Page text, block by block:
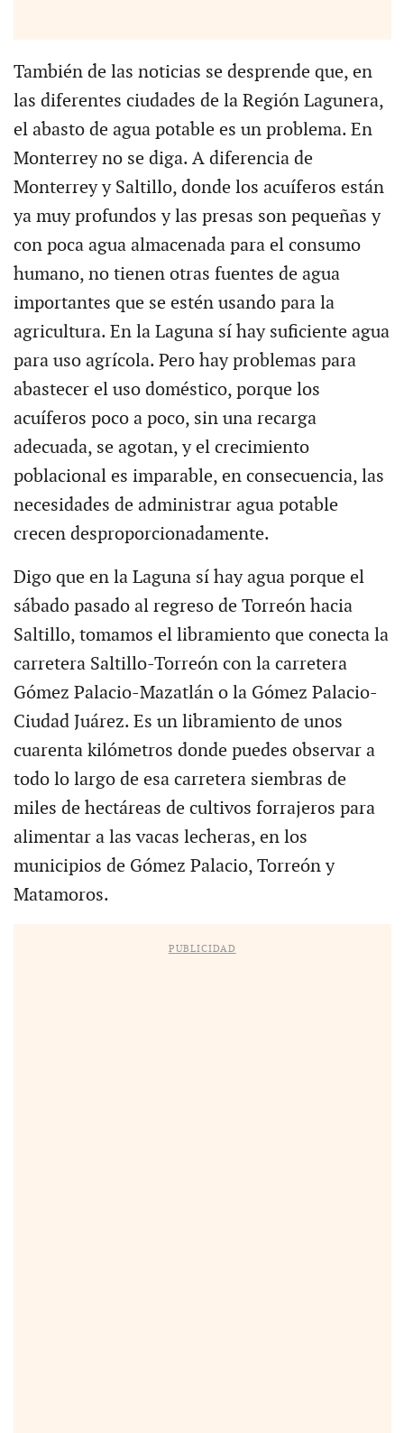
También de las noticias se desprende que, en
las diferentes ciudades de la Región Lagunera,
el abasto de agua potable es un problema. En
Monterrey no se diga. A diferencia de
Monterrey y Saltillo, donde los acuíferos están
ya muy profundos y las presas son pequeñas y
con poca agua almacenada para el consumo
humano, no tienen otras fuentes de agua
importantes que se estén usando para la
agricultura. En la Laguna sí hay suficiente agua
para uso agrícola. Pero hay problemas para
abastecer el uso doméstico, porque los
acuíferos poco a poco, sin una recarga
adecuada, se agotan, y el crecimiento
poblacional es imparable, en consecuencia, las
necesidades de administrar agua potable
crecen desproporcionadamente.
Digo que en la Laguna sí hay agua porque el
sábado pasado al regreso de Torreón hacia
Saltillo, tomamos el libramiento que conecta la
carretera Saltillo-Torreón con la carretera
Gómez Palacio-Mazatlán o la Gómez Palacio-
Ciudad Juárez. Es un libramiento de unos
cuarenta kilómetros donde puedes observar a
todo lo largo de esa carretera siembras de
miles de hectáreas de cultivos forrajeros para
alimentar a las vacas lecheras, en los
municipios de Gómez Palacio, Torreón y
Matamoros.
PUBLICIDAD